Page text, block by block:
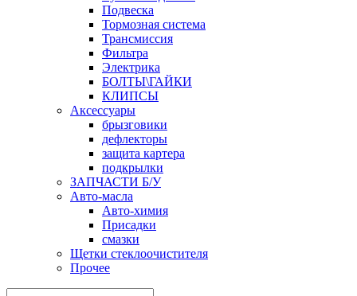
Подвеска
Тормозная система
Трансмиссия
Фильтра
Электрика
БОЛТЫ\ГАЙКИ
КЛИПСЫ
Аксессуары
брызговики
дефлекторы
защита картера
подкрылки
ЗАПЧАСТИ Б/У
Авто-масла
Авто-химия
Присадки
смазки
Щетки стеклоочистителя
Прочее